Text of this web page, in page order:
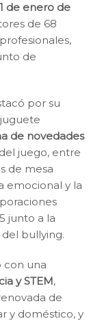
de enero de
de 68
de
por su
de novedades
juego, entre
de mesa
emocional y la
junto a la
bullying.
con una
y STEM,
de
y doméstico, y